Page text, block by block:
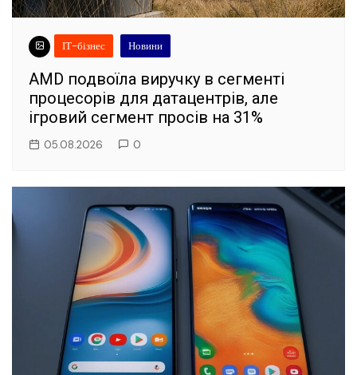
ІТ-бізнес Новини
AMD подвоїла виручку в сегменті
процесорів для датацентрів, але
ігровий сегмент просів на 31%
05.08.2026 0